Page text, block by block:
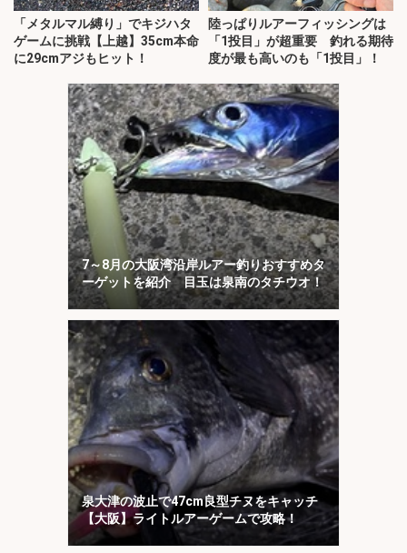
「メタルマル縛り」でキジハタ
ゲームに挑戦【上越】35cm本命
に29cmアジもヒット！
陸っぱりルアーフィッシングは
「1投目」が超重要 釣れる期待
度が最も高いのも「1投目」！
7～8月の大阪湾沿岸ルアー釣りおすすめタ
ーゲットを紹介 目玉は泉南のタチウオ！
泉大津の波止で47cm良型チヌをキャッチ
【大阪】ライトルアーゲームで攻略！